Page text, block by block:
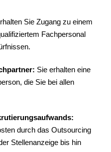
verläuft.
für Vielzahl an
Sie in der Industrie,
Sie Zugang zu
an qualifiziertem